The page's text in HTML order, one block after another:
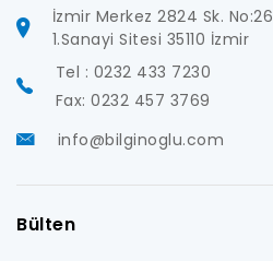
İzmir Merkez 2824 Sk. No:26
1.Sanayi Sitesi 35110 İzmir
Tel : 0232 433 7230
Fax: 0232 457 3769
info@bilginoglu.com
Bülten